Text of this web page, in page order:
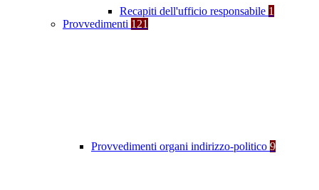
Recapiti dell'ufficio responsabile 1
Provvedimenti 121
Provvedimenti organi indirizzo-politico 9